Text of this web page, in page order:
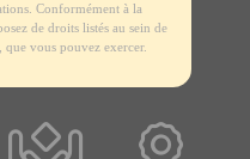
Conformément à la
de droits listés au sein de
que vous pouvez exercer.